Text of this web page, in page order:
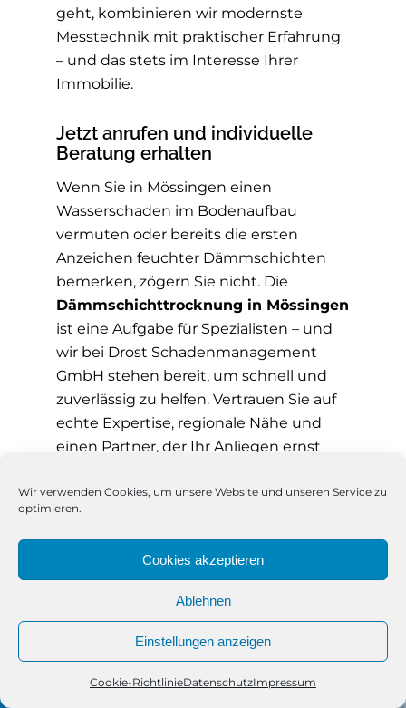
Wir verwenden Cookies, um unsere Website und unseren Service zu
optimieren.
Cookies akzeptieren
Ablehnen
Einstellungen anzeigen
Cookie-RichtlinieDatenschutzImpressum
geht, kombinieren wir modernste
Messtechnik mit praktischer Erfahrung
– und das stets im Interesse Ihrer
Immobilie.
Jetzt anrufen und individuelle
Beratung erhalten
Wenn Sie in Mössingen einen
Wasserschaden im Bodenaufbau
vermuten oder bereits die ersten
Anzeichen feuchter Dämmschichten
bemerken, zögern Sie nicht. Die
Dämmschichttrocknung in Mössingen
ist eine Aufgabe für Spezialisten – und
wir bei Drost Schadenmanagement
GmbH stehen bereit, um schnell und
zuverlässig zu helfen. Vertrauen Sie auf
echte Expertise, regionale Nähe und
einen Partner, der Ihr Anliegen ernst
im Verborgenen liegt.
Telefon Kontakt WhatsApp